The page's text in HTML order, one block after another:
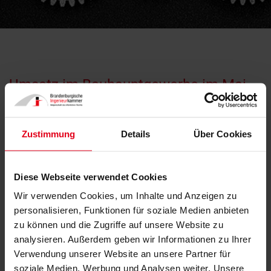
Zustimmung Details Über Cookies
Diese Webseite verwendet Cookies
Wir verwenden Cookies, um Inhalte und Anzeigen zu
personalisieren, Funktionen für soziale Medien anbieten
zu können und die Zugriffe auf unsere Website zu
analysieren. Außerdem geben wir Informationen zu Ihrer
Verwendung unserer Website an unsere Partner für
soziale Medien, Werbung und Analysen weiter. Unsere
Umsatz im Bauhauptgewerbe im Mai
2020: -3,0 % zum Vorjahr
© carlos muza, unsplash.com